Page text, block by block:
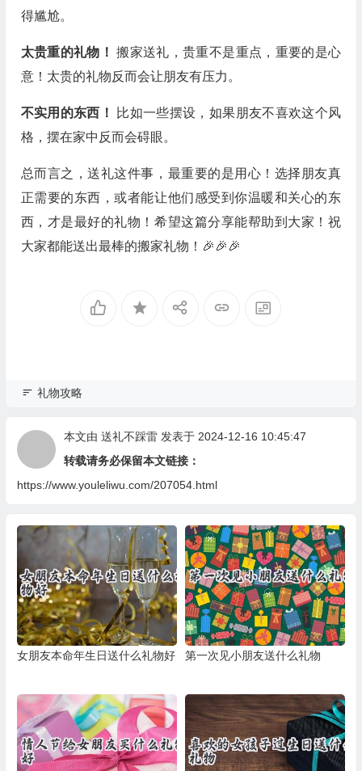
得尴尬。
太贵重的礼物！搬家送礼，贵重不是重点，重要的是心
意！太贵的礼物反而会让朋友有压力。
不实用的东西！ 比如一些摆设，如果朋友不喜欢这个风
格，摆在家中反而会碍眼。
总而言之，送礼这件事，最重要的是用心！选择朋友真
正需要的东西，或者能让他们感受到你温暖和关心的东
西，才是最好的礼物！希望这篇分享能帮助到大家！祝
大家都能送出最棒的搬家礼物！🎉🎉🎉
礼物攻略
本文由 送礼不踩雷发表于 2024-12-16 10:45:47
转载请务必保留本文链接：
https://www.youleliwu.com/207054.html
女朋友本命年生日送什么礼物好 第一次见小朋友送什么礼物